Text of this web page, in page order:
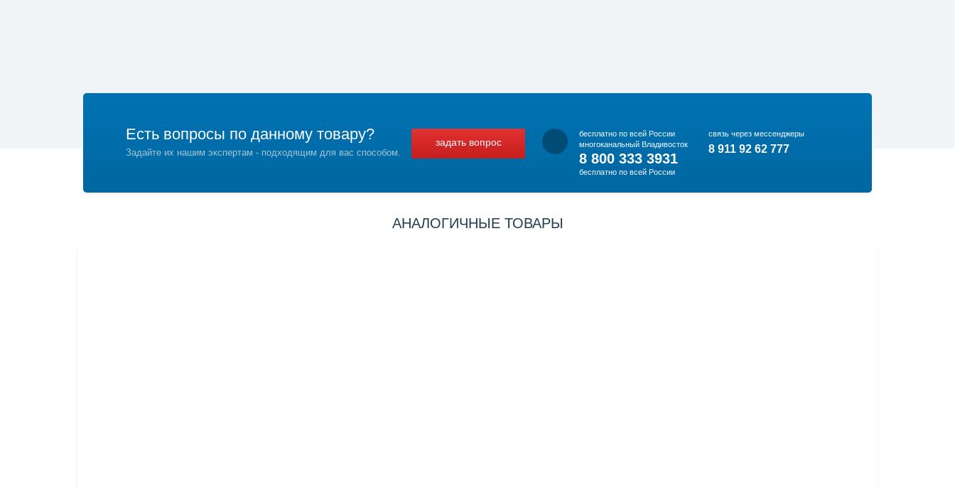
Есть вопросы по данному товару?
Задайте их нашим экспертам - подходящим для вас способом.
задать вопрос
бесплатно по всей России
многоканальный Владивосток
8 800 333 3931
бесплатно по всей России
связь через мессенджеры
8 911 92 62 777
АНАЛОГИЧНЫЕ ТОВАРЫ